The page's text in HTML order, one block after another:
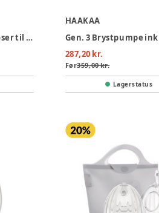
Happii Bear Silikoneposer til mælk, 260ml - 2-pak
HAAKAA
287,20 kr.
Før359,00 kr.
Lagerstatus